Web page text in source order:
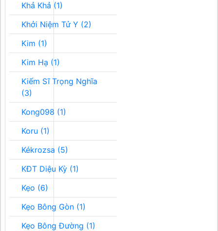
Khả Khả (1)
Khởi Niệm Tử Y (2)
Kim (1)
Kim Hạ (1)
Kiếm Sĩ Trọng Nghĩa
(3)
Kong098 (1)
Koru (1)
Kékrozsa (5)
KĐT Diệu Kỳ (1)
Kẹo (6)
Kẹo Bông Gòn (1)
Kẹo Bông Đường (1)